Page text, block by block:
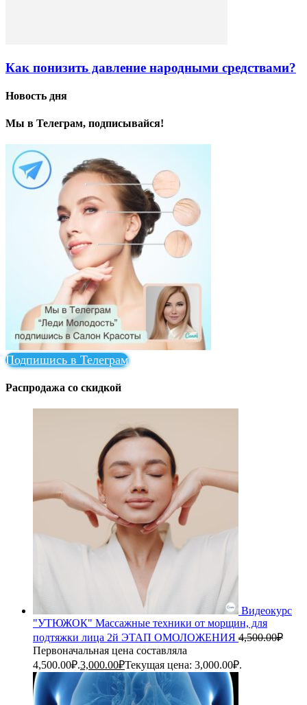
Как понизить давление народными средствами?
Новость дня
Мы в Телеграм, подписывайся!
Подпишись в Телеграм
Распродажа со скидкой
Видеокурс
"УТЮЖОК" Массажные техники от морщин, для
подтяжки лица 2й ЭТАП ОМОЛОЖЕНИЯ 4,500.00₽
Первоначальная цена составляла
4,500.00₽.3,000.00₽Текущая цена: 3,000.00₽.